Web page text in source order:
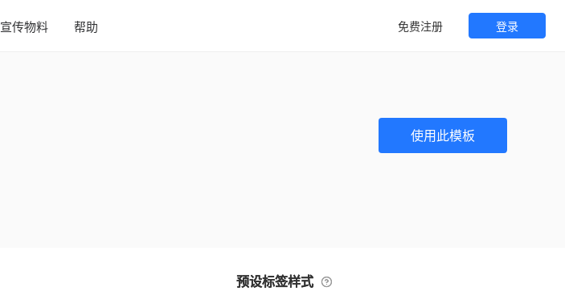
宣传物料 帮助 免费注册 登录
使用此模板
预设标签样式